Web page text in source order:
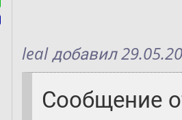
leal добавил
Сообщение